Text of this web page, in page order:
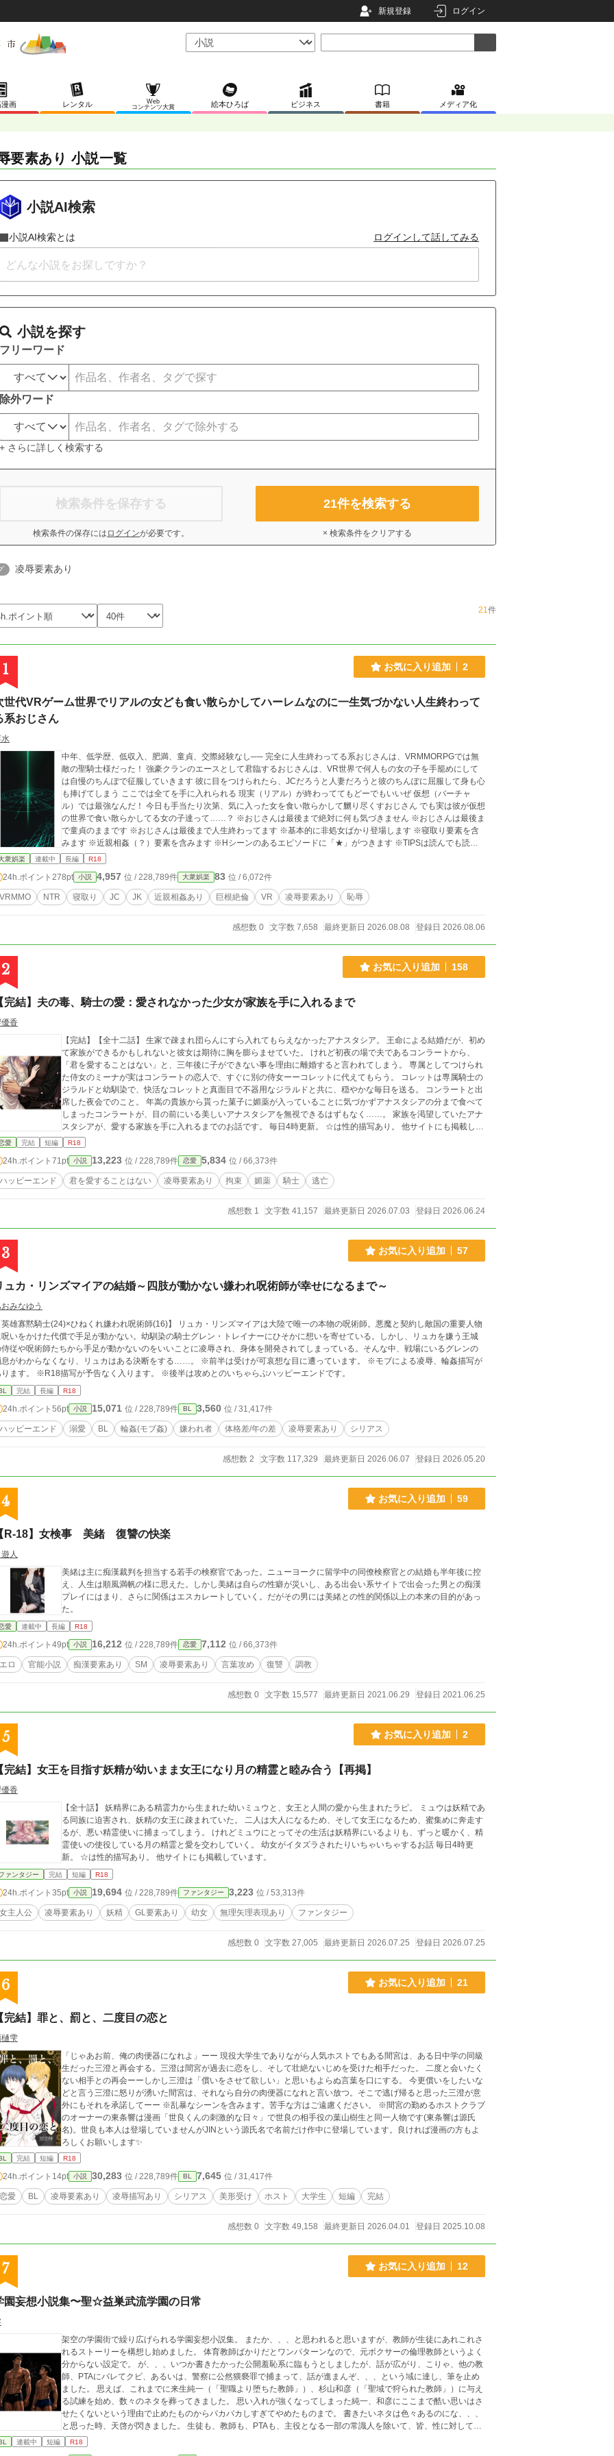
新規登録 ログイン
画 レンタル
Web
コンテンツ大賞
絵本ひろば ビジネス 書籍 メディア化
要素あり 小説一覧
小説AI検索
小説AI検索とは ログインして話してみる
小説を探す
フリーワード
除外ワード
+ さらに詳しく検索する
検索条件を保存する
検索条件の保存には ログインが必要です。
21件を検索する
× 検索条件をクリアする
凌辱要素あり
21件
1 お気に入り追加 2
世代VRゲーム世界でリアルの女ども食い散らかしてハーレムなのに一生気づかない人生終わって
系おじさん
中年、低学歴、低収入、肥満、童貞、交際経験なし── 完全に人生終わってる系おじさんは、VRMMORPGでは無
敵の聖騎士様だった！ 強豪クランのエースとして君臨するおじさんは、VR世界で何人もの女の子を手籠めにして
は自慢のちんぽで征服していきます 彼に目をつけられたら、JCだろうと人妻だろうと彼のちんぽに屈服して身も心
も捧げてしまう ここでは全てを手に入れられる 現実（リアル）が終わっててもどーでもいいぜ 仮想（バーチャ
ル）では最強なんだ！ 今日も手当たり次第、気に入った女を食い散らかして嬲り尽くすおじさん でも実は彼が仮想
の世界で食い散らかしてる女の子達って……？ ※おじさんは最後まで絶対に何も気づきません ※おじさんは最後ま
で童貞のままです ※おじさんは最後まで人生終わってます ※基本的に非処女ばかり登場します ※寝取り要素を含
みます ※近親相姦（？）要素を含みます ※Hシーンのあるエピソードに「★」がつきます ※TIPSは読んでも読ま
なくても大丈夫です
衆娯楽 連載中 長編 R18
24h.ポイント 278pt 小説 4,957 位 / 228,789件 大衆娯楽 83 位 / 6,072件
VRMMO NTR 寝取り JC JK 近親相姦あり 巨根絶倫 VR 凌辱要素あり 恥辱
感想数 0 文字数 7,658 最終更新日 2026.08.08 登録日 2026.08.06
2 お気に入り追加 158
完結】夫の毒、騎士の愛：愛されなかった少女が家族を手に入れるまで
香
【完結】【全十二話】 生家で疎まれ団らんにすら入れてもらえなかったアナスタシア。 王命による結婚だが、初め
て家族ができるかもしれないと彼女は期待に胸を膨らませていた。 けれど初夜の場で夫であるコンラートから、
「君を愛することはない」と、三年後に子ができない事を理由に離婚すると言われてしまう。 専属としてつけられ
た侍女のミーナが実はコンラートの恋人で、すぐに別の侍女ーーコレットに代えてもらう。 コレットは専属騎士の
ジラルドと幼馴染で、快活なコレットと真面目で不器用なジラルドと共に、穏やかな毎日を送る。 コンラートと出
席した夜会でのこと。 年嵩の貴族から貰った菓子に媚薬が入っていることに気づかずアナスタシアの分まで食べて
しまったコンラートが、目の前にいる美しいアナスタシアを無視できるはずもなく……。 家族を渇望していたアナ
スタシアが、愛する家族を手に入れるまでのお話です。 毎日4時更新。 ☆は性的描写あり。 他サイトにも掲載して
います。
愛 完結 短編 R18
24h.ポイント 71pt 小説 13,223 位 / 228,789件 恋愛 5,834 位 / 66,373件
ハッピーエンド 君を愛することはない 凌辱要素あり 拘束 媚薬 騎士 逃亡
感想数 1 文字数 41,157 最終更新日 2026.07.03 登録日 2026.06.24
3 お気に入り追加 57
ュカ・リンズマイアの結婚～四肢が動かない嫌われ呪術師が幸せになるまで～
みなゆう
雄寡黙騎士(24)×ひねくれ嫌われ呪術師(16)】 リュカ・リンズマイアは大陸で唯一の本物の呪術師。悪魔と契約し敵国の重要人物
いをかけた代償で手足が動かない。幼馴染の騎士グレン・トレイナーにひそかに想いを寄せている。しかし、リュカを嫌う王城
従や呪術師たちから手足が動かないのをいいことに凌辱され、身体を開発されてしまっている。そんな中、戦場にいるグレンの
わからなくなり、リュカはある決断をする……。 ※前半は受けが可哀想な目に遭っています。 ※モブによる凌辱、輪姦描写が
ます。 ※R18描写が予告なく入ります。 ※後半は攻めとのいちゃらぶハッピーエンドです。
完結 長編 R18
24h.ポイント 56pt 小説 15,071 位 / 228,789件 BL 3,560 位 / 31,417件
ハッピーエンド 溺愛 BL 輪姦(モブ姦) 嫌われ者 体格差/年の差 凌辱要素あり シリアス
感想数 2 文字数 117,329 最終更新日 2026.06.07 登録日 2026.05.20
4 お気に入り追加 59
R-18】女検事 美緒 復讐の快楽
人
美緒は主に痴漢裁判を担当する若手の検察官であった。ニューヨークに留学中の同僚検察官との結婚も半年後に控
え、人生は順風満帆の様に思えた。しかし美緒は自らの性癖が災いし、ある出会い系サイトで出会った男との痴漢
プレイにはまり、さらに関係はエスカレートしていく。だがその男には美緒との性的関係以上の本来の目的があっ
た。
愛 連載中 長編 R18
24h.ポイント 49pt 小説 16,212 位 / 228,789件 恋愛 7,112 位 / 66,373件
エロ 官能小説 痴漢要素あり SM 凌辱要素あり 言葉攻め 復讐 調教
感想数 0 文字数 15,577 最終更新日 2021.06.29 登録日 2021.06.25
5 お気に入り追加 2
完結】女王を目指す妖精が幼いまま女王になり月の精霊と睦み合う【再掲】
香
【全十話】 妖精界にある精霊力から生まれた幼いミュウと、女王と人間の愛から生まれたラピ。 ミュウは妖精であ
る同族に迫害され、妖精の女王に疎まれていた。 二人は大人になるため、そして女王になるため、蜜集めに奔走す
るが、悪い精霊使いに捕まってしまう。 けれどミュウにとってその生活は妖精界にいるよりも、ずっと暖かく、精
霊使いの使役している月の精霊と愛を交わしていく。 幼女がイタズラされたりいちゃいちゃするお話 毎日4時更
新。 ☆は性的描写あり。 他サイトにも掲載しています。
ァンタジー 完結 短編 R18
24h.ポイント 35pt 小説 19,694 位 / 228,789件 ファンタジー 3,223 位 / 53,313件
女主人公 凌辱要素あり 妖精 GL要素あり 幼女 無理矢理表現あり ファンタジー
感想数 0 文字数 27,005 最終更新日 2026.07.25 登録日 2026.07.25
6 お気に入り追加 21
完結】罪と、罰と、二度目の恋と
雫
「じゃあお前、俺の肉便器になれよ」ーー 現役大学生でありながら人気ホストでもある間宮は、ある日中学の同級
生だった三澄と再会する。三澄は間宮が過去に恋をし、そして壮絶ないじめを受けた相手だった。 二度と会いたく
ない相手との再会ーーしかし三澄は「償いをさせて欲しい」と思いもよらぬ言葉を口にする。 今更償いをしたいな
どと言う三澄に怒りが湧いた間宮は、それなら自分の肉便器になれと言い放つ。そこで逃げ帰ると思った三澄が意
外にもそれを承諾してーー ※乱暴なシーンを含みます。苦手な方はご遠慮ください。 ※間宮の勤めるホストクラブ
のオーナーの東条響は漫画「世良くんの刺激的な日々」で世良の相手役の葉山樹生と同一人物です(東条響は源氏
名)。世良も本人は登場していませんがJINという源氏名で名前だけ作中に登場しています。良ければ漫画の方もよ
ろしくお願いします✨
完結 短編 R18
24h.ポイント 14pt 小説 30,283 位 / 228,789件 BL 7,645 位 / 31,417件
恋愛 BL 凌辱要素あり 凌辱描写あり シリアス 美形受け ホスト 大学生 短編 完結
感想数 0 文字数 49,158 最終更新日 2026.04.01 登録日 2025.10.08
7 お気に入り追加 12
園妄想小説集〜聖☆益巣武流学園の日常
架空の学園街で繰り広げられる学園妄想小説集。 またか、、、と思われると思いますが、教師が生徒にあれこれさ
れるストーリーを構想し始めました。 体育教師ばかりだとワンパターンなので、元ボクサーの倫理教師というよく
分からない設定で。 が、、、いつか書きたかった公開羞恥系に臨もうとしましたが、話が広がり、こりゃ、他の教
師、PTAにバレてクビ、あるいは、警察に公然猥褻罪で捕まって、話が進まんぞ、、、という域に達し、筆を止め
ました。 思えば、これまでに来生純一（「聖職より堕ちた教師」）、杉山和彦（「聖域で狩られた教師」）に与え
る試練を始め、数々のネタを葬ってきました。 思い入れが強くなってしまった純一、和彦にここまで酷い思いはさ
せたくないという理由で止めたものからバカバカしすぎてやめたものまで。 書きたいネタは色々あるのにな、、、
と思った時、天啓が閃きました。 生徒も、教師も、PTAも、主役となる一部の常識人を除いて、皆、性に対して貪
欲な学園、そして、その学園を中心に生まれた学園街は、道行く人も、住んでる人も警察官さえ、みーんなエロに
連載中 短編 R18